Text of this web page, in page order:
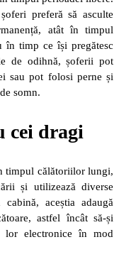
preferă să asculte
atât în timpul
în timp ce își pregătesc
de odihnă, șoferii pot
sau pot folosi perne și
somn.
cei dragi
timpul călătoriilor lungi,
și utilizează diverse
aceștia adaugă
astfel încât să-și
lor electronice în mod